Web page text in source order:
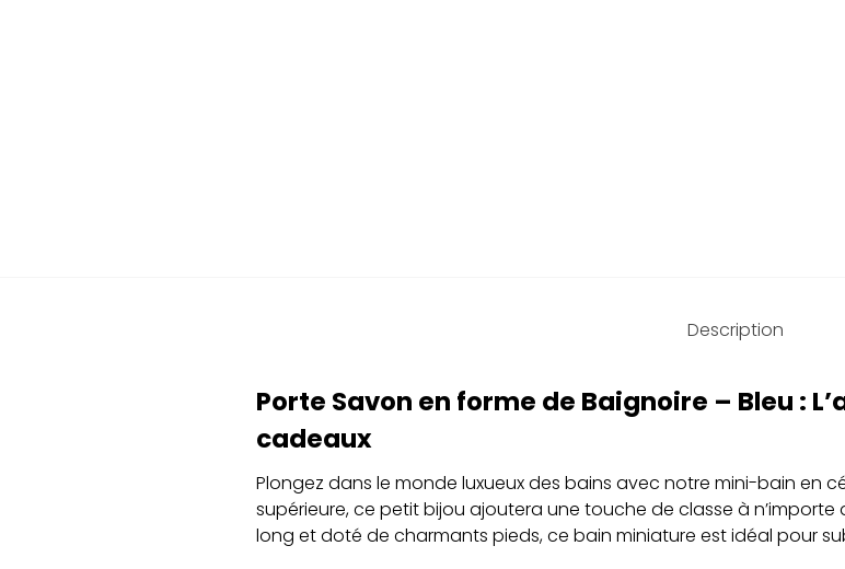
Description
Porte Savon en forme de Baignoire – Bleu :
cadeaux
Plongez dans le monde luxueux des bains avec notre mini-bain en
supérieure, ce petit bijou ajoutera une touche de classe à n’importe
long et doté de charmants pieds, ce bain miniature est idéal pour